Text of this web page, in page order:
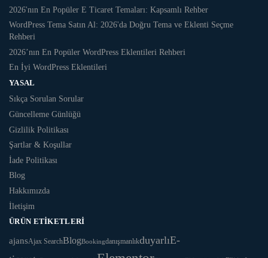
2026'nın En Popüler E Ticaret Temaları: Kapsamlı Rehber
WordPress Tema Satın Al: 2026'da Doğru Tema ve Eklenti Seçme
Rehberi
2026’nın En Popüler WordPress Eklentileri Rehberi
En İyi WordPress Eklentileri
YASAL
Sıkça Sorulan Sorular
Güncelleme Günlüğü
Gizlilik Politikası
Şartlar & Koşullar
İade Politikası
Blog
Hakkımızda
İletişim
ÜRÜN ETIKETLERI
ajansAjax SearchBlogBookingdanışmanlıkduyarlıE-